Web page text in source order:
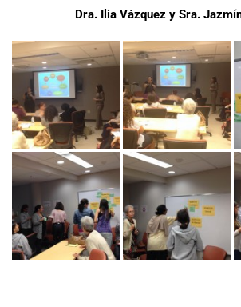
Dra. Ilia Vázquez y Sra.